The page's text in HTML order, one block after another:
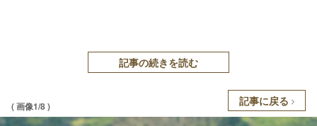
記事の続きを読む
( 画像1/8 ) 記事に戻る